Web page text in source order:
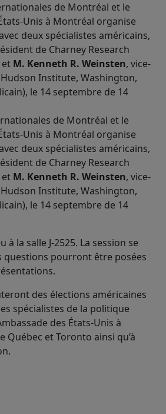
de Montréal et le
Unis à Montréal organise
deux spécialistes américains,
de Charney Research
M. Kenneth R. Weinsten, vice-
Institute, Washington,
le 14 septembre de 14
de Montréal et le
Unis à Montréal organise
deux spécialistes américains,
de Charney Research
M. Kenneth R. Weinsten, vice-
Institute, Washington,
le 14 septembre de 14
à la salle J-2525. La session se
questions pourront être posées
des élections américaines
spécialistes de la politique
des États-Unis à
Québec et Toronto ainsi qu’à